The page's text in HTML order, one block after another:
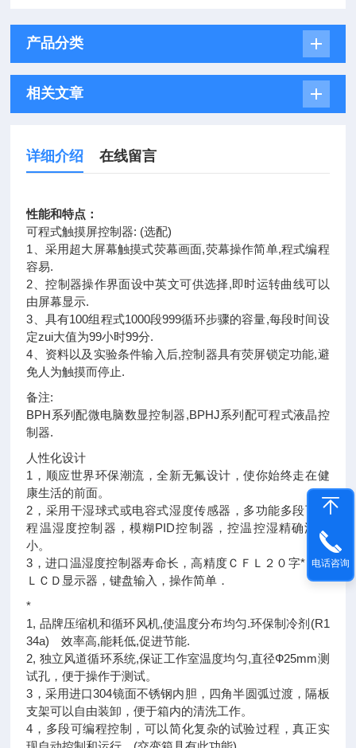
产品分类
相关文章
详细介绍 在线留言
性能和特点：
可程式触摸屏控制器: (选配)
1、采用超大屏幕触摸式荧幕画面,荧幕操作简单,程式编程
容易.
2、控制器操作界面设中英文可供选择,即时运转曲线可以
由屏幕显示.
3、具有100组程式1000段999循环步骤的容量,每段时间设
定zui大值为99小时99分.
4、资料以及实验条件输入后,控制器具有荧屏锁定功能,避
免人为触摸而停止.
备注:
BPH系列配微电脑数显控制器,BPHJ系列配可程式液晶控
制器.
人性化设计
1，顺应世界环保潮流，全新无氟设计，使你始终走在健
康生活的前面。
2，采用干湿球式或电容式湿度传感器，多功能多段可编
程温湿度控制器，模糊PID控制器，控温控湿精确波动
小。
3，进口温湿度控制器寿命长，高精度ＣＦＬ２０字*６行
ＬＣＤ显示器，键盘输入，操作简单．
*
1, 品牌压缩机和循环风机,使温度分布均匀.环保制冷剂(R1
34a) 效率高,能耗低,促进节能.
2, 独立风道循环系统,保证工作室温度均匀,直径Ф25mm测
试孔，便于操作于测试。
3，采用进口304镜面不锈钢内胆，四角半圆弧过渡，隔板
支架可以自由装卸，便于箱内的清洗工作。
4，多段可编程控制，可以简化复杂的试验过程，真正实
电话咨询